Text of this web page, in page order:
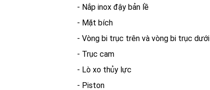
- Nắp inox đậy bản lề
- Mặt bích
- Vòng bi trục trên và vòng bi trục dưới
- Trục cam
- Lò xo thủy lực
- Piston